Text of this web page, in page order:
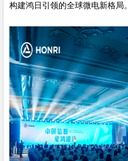
构建鸿日引领的全球微电新格局。